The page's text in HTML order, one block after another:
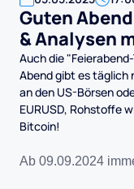
Guten
& Analysen
Auch die
Abend gibt es täglich
an den US-Börsen
EURUSD, Rohstoffe
Bitcoin!
Ab 09.09.2024